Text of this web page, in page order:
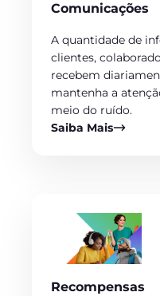
Comunicações
A quantidade de
clientes,
recebem
mantenha a
meio do ruído.
Saiba Mais
Recompensas